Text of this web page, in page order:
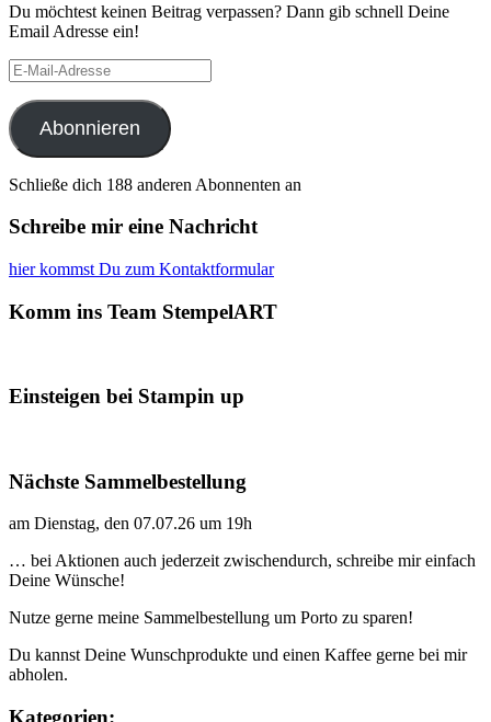
Du möchtest keinen Beitrag verpassen? Dann gib schnell Deine
Email Adresse ein!
E-
Mail-
Adresse
Abonnieren
Schließe dich 188 anderen Abonnenten an
Schreibe mir eine Nachricht
hier kommst Du zum Kontaktformular
Komm ins Team StempelART
Einsteigen bei Stampin up
Nächste Sammelbestellung
am Dienstag, den 07.07.26 um 19h
… bei Aktionen auch jederzeit zwischendurch, schreibe mir einfach
Deine Wünsche!
Nutze gerne meine Sammelbestellung um Porto zu sparen!
Du kannst Deine Wunschprodukte und einen Kaffee gerne bei mir
abholen.
Kategorien: